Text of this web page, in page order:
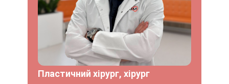
Пластичний хірург, хірург